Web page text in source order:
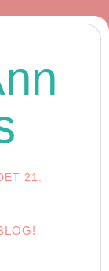
21.